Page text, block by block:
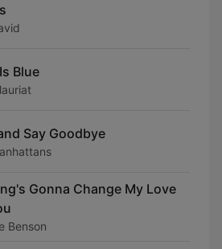
Blue
Say Goodbye
Gonna Change My Love
Benson